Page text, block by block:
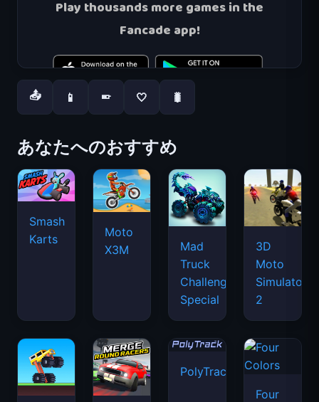
📤 📱 📱 🤍 🐛
あなたへのおすすめ
Smash
Karts
Moto
X3M
Mad
Truck
Challenge
Special
3D
Moto
Simulator
2
PolyTrack
Four